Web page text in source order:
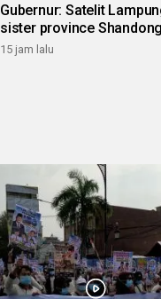
Gubernur: Satelit
sister province
15 jam lalu